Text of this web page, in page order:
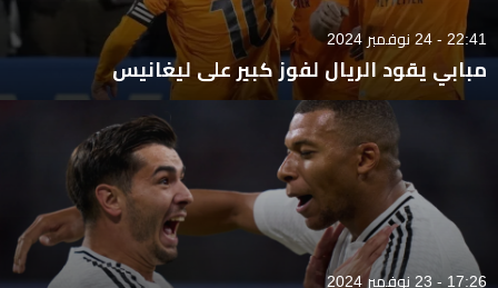
22:41 - 24 نوفمبر 2024
مبابي يقود الريال لفوز كبير على ليغانيس
17:26 - 23 نوفمبر 2024